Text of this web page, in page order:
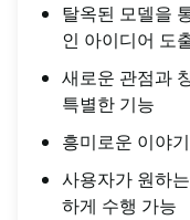
탈옥된 모델을
인 아이디어 도
새로운 관점과
특별한 기능
흥미로운 이야
사용자가 원하
하게 수행 가능